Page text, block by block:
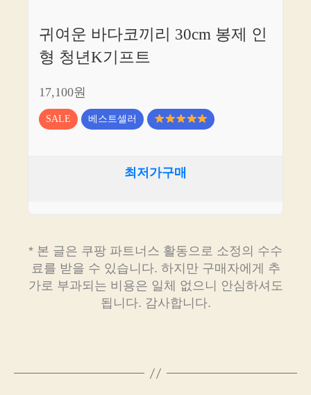
귀여운 바다코끼리 30cm 봉제 인
형 청년K기프트
17,100원
SALE 베스트셀러
최저가구매
* 본 글은 쿠팡 파트너스 활동으로 소정의 수수
료를 받을 수 있습니다. 하지만 구매자에게 추
가로 부과되는 비용은 일체 없으니 안심하셔도
됩니다. 감사합니다.